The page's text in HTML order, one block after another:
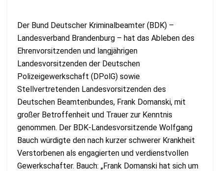
Der Bund Deutscher Kriminalbeamter (BDK) –
Landesverband Brandenburg – hat das Ableben des
Ehrenvorsitzenden und langjährigen
Landesvorsitzenden der Deutschen
Polizeigewerkschaft (DPolG) sowie
Stellvertretenden Landesvorsitzenden des
Deutschen Beamtenbundes, Frank Domanski, mit
großer Betroffenheit und Trauer zur Kenntnis
genommen. Der BDK-Landesvorsitzende Wolfgang
Bauch würdigte den nach kurzer schwerer Krankheit
Verstorbenen als engagierten und verdienstvollen
Gewerkschafter. Bauch: „Frank Domanski hat sich um